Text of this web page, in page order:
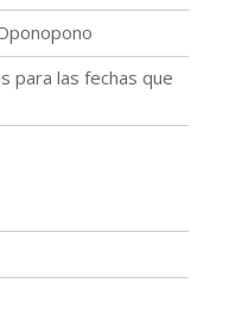
para las fechas que